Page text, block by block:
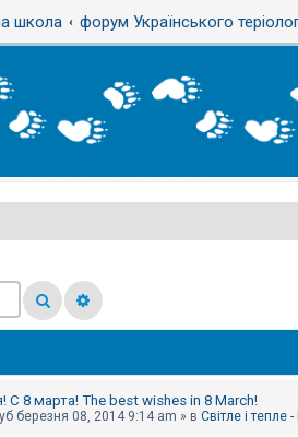
школа форум Українського
С 8 марта! The best wishes in 8 March!
березня 08, 2014 9:14 am » в Світле і тепле